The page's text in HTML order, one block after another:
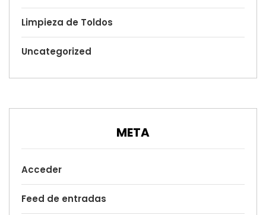
Limpieza de Toldos
Uncategorized
META
Acceder
Feed de entradas